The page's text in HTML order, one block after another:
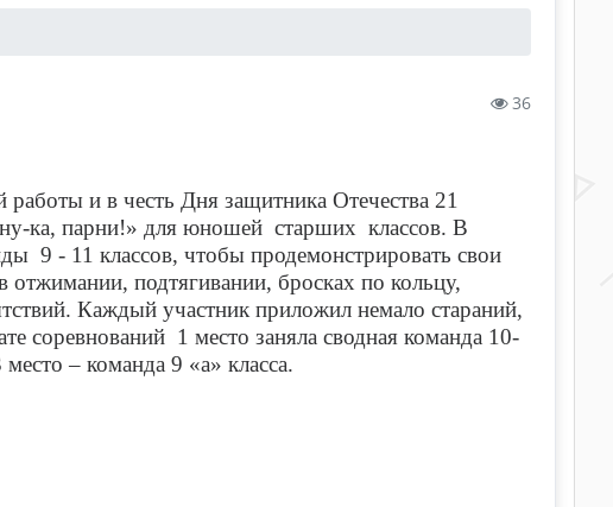
36
и в честь Дня защитника Отечества 21
ка, парни!» для юношей старших классов. В
9 - 11 классов, чтобы продемонстрировать свои
отжимании, подтягивании, бросках по кольцу,
Каждый участник приложил немало стараний,
соревнований 1 место заняла сводная команда 10-
– команда 9 «а» класса.